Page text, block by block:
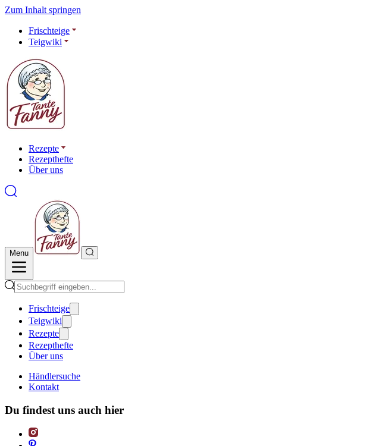
Zum Inhalt springen
Frischteige
Teigwiki
Rezepte
Rezepthefte
Über uns
Menu
Frischteige
Teigwiki
Rezepte
Rezepthefte
Über uns
Händlersuche
Kontakt
Du findest uns auch hier